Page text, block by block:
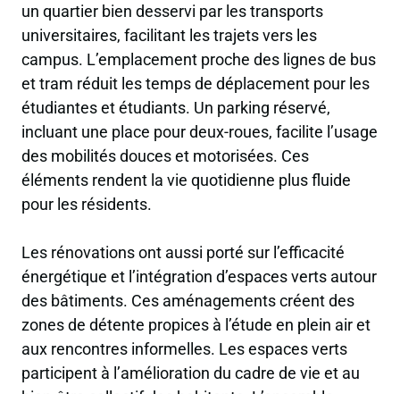
un quartier bien desservi par les transports
universitaires, facilitant les trajets vers les
campus. L’emplacement proche des lignes de bus
et tram réduit les temps de déplacement pour les
étudiantes et étudiants. Un parking réservé,
incluant une place pour deux-roues, facilite l’usage
des mobilités douces et motorisées. Ces
éléments rendent la vie quotidienne plus fluide
pour les résidents.
Les rénovations ont aussi porté sur l’efficacité
énergétique et l’intégration d’espaces verts autour
des bâtiments. Ces aménagements créent des
zones de détente propices à l’étude en plein air et
aux rencontres informelles. Les espaces verts
participent à l’amélioration du cadre de vie et au